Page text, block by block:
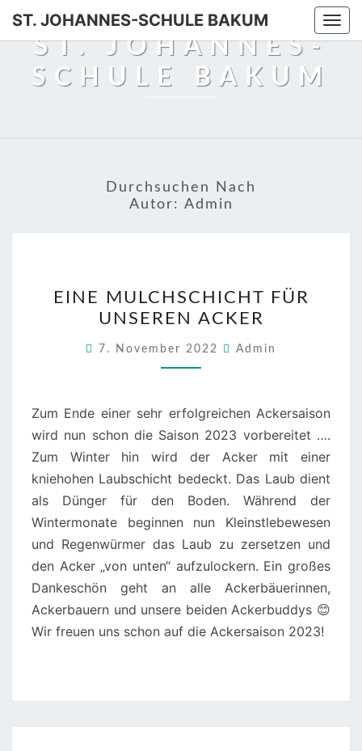
Skip
content
ST. JOHANNES-SCHULE BAKUM
ST. JOHANNES-
SCHULE BAKUM
Durchsuchen Nach
Autor: Admin
MULCHSCHICHT
FÜR
UNSEREN
ACKER
EINE MULCHSCHICHT FÜR
UNSEREN ACKER
7. November 2022 Admin
Zum Ende einer sehr erfolgreichen Ackersaison
wird nun schon die Saison 2023 vorbereitet ….
Zum Winter hin wird der Acker mit einer
kniehohen Laubschicht bedeckt. Das Laub dient
als Dünger für den Boden. Während der
Wintermonate beginnen nun Kleinstlebewesen
und Regenwürmer das Laub zu zersetzen und
den Acker „von unten“ aufzulockern. Ein großes
Dankeschön geht an alle Ackerbäuerinnen,
Ackerbauern und unsere beiden Ackerbuddys 😊
Wir freuen uns schon auf die Ackersaison 2023!